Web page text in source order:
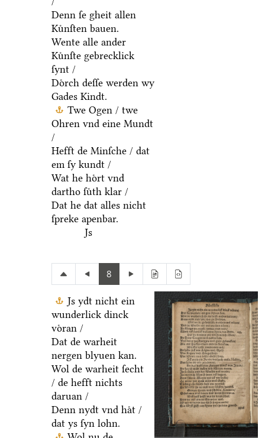
Denn ſe gheit allen
Kuͤnſten bauen.
Wente alle ander
Kuͤnſte gebrecklick
ſynt /
Doͤrch deſſe werden wy
Gades Kindt.
Twe Ogen / twe
Ohren vnd eine Mundt
/
Hefft de Minſche / dat
em ſy kundt /
Wat he hoͤrt vnd
dartho ſuͤth klar /
Dat he dat alles nicht
ſpreke apenbar.
Js
8
Js ydt nicht ein
wunderlick dinck
voͤran /
Dat de warheit
nergen blyuen kan.
Wol de warheit ſecht
/ de hefft nichts
daruan /
Denn nydt vnd haͤt /
dat ys ſyn lohn.